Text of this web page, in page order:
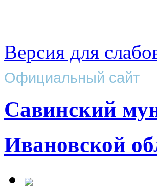
Версия для
Официальный сайт
Савинский
Ивановской